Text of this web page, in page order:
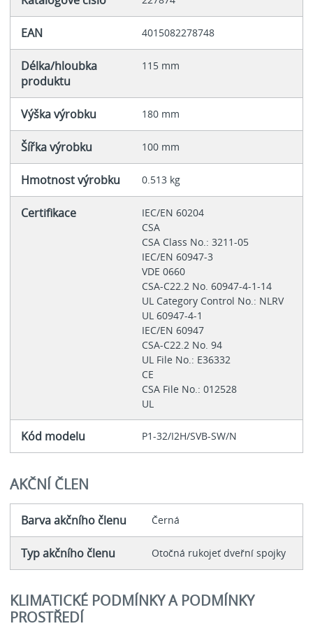
EAN 4015082278748
Délka/hloubka
produktu
115 mm
Výška výrobku 180 mm
Šířka výrobku 100 mm
Hmotnost výrobku 0.513 kg
Certifikace
IEC/EN 60204
CSA
CSA Class No.: 3211-05
IEC/EN 60947-3
VDE 0660
CSA-C22.2 No. 60947-4-1-14
UL Category Control No.: NLRV
UL 60947-4-1
IEC/EN 60947
CSA-C22.2 No. 94
UL File No.: E36332
CE
CSA File No.: 012528
UL
Kód modelu P1-32/I2H/SVB-SW/N
AKČNÍ ČLEN
Barva akčního členu Černá
Typ akčního členu Otočná rukojeť dveřní spojky
KLIMATICKÉ PODMÍNKY A PODMÍNKY
PROSTŘEDÍ